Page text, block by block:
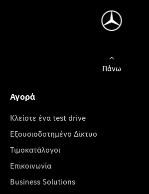
Πάνω
Αγορά
Κλείστε ένα test drive
Εξουσιοδοτημένο Δίκτυο
Τιμοκατάλογοι
Επικοινωνία
Business Solutions